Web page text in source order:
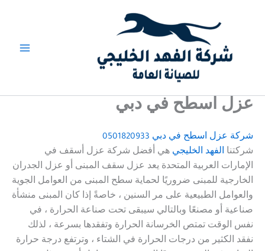
عزل أسطح في دبي
شركة عزل اسطح في دبي 0501820933
شركتنا الفهد الخليجي هي أفضل شركة عزل أسقف في
الإمارات العربية المتحدة يعد عزل سقف المبنى أو عزل الجدران
الخارجية للمبنى ضروريًا لحماية سطح المبنى من العوامل الجوية
والعوامل الطبيعية على مر السنين ، خاصةً إذا كان المبنى منشأة
صناعية أو مصنعًا وبالتالي سيبقى تحت صناعة الحرارة ، في
نفس الوقت تمتص الخرسانة الحرارة وتفقدها بسرعة ، لذلك
نفقد الكثير من درجات الحرارة في الشتاء ، وترتفع درجة حرارة